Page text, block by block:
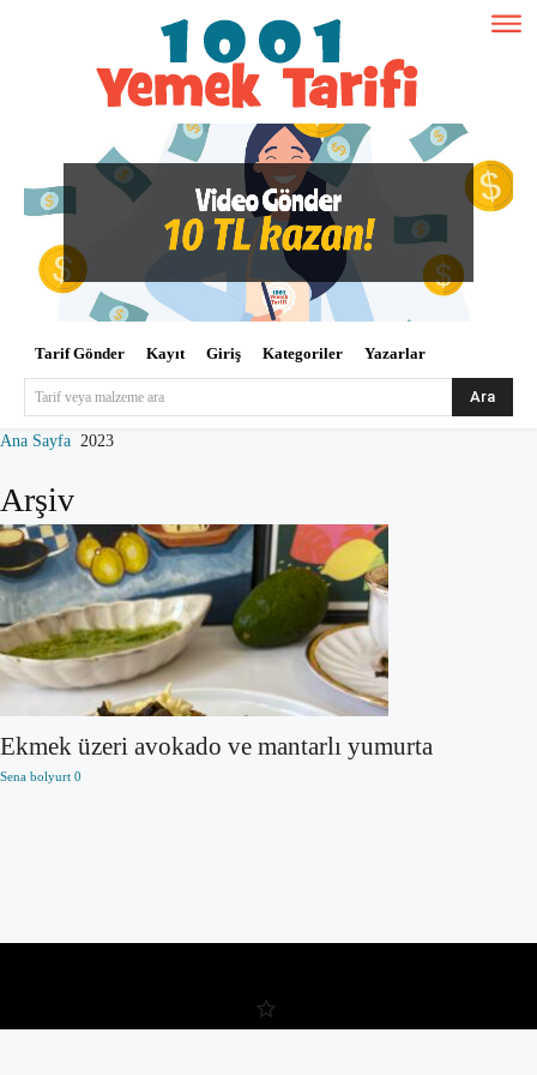
Tarif Gönder Kayıt Giriş Kategoriler Yazarlar
Tarif veya malzeme ara Ara
Ana Sayfa 2023
Arşiv
Ekmek üzeri avokado ve mantarlı yumurta
Sena bolyurt 0